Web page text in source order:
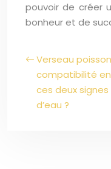
pouvoir de créer
bonheur et de
Verseau
compatibilité
ces deux signes
d’eau ?